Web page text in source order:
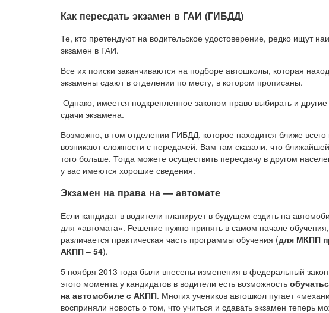
Как пересдать экзамен в ГАИ (ГИБДД)
Те, кто претендуют на водительское удостоверение, редко ищут
экзамен в ГАИ.
Все их поиски заканчиваются на подборе автошколы, которая
экзамены сдают в отделении по месту, в котором прописаны.
Однако, имеется подкрепленное законом право выбирать и
сдачи экзамена.
Возможно, в том отделении ГИБДД, которое находится ближе
возникают сложности с передачей. Вам там сказали, что
того больше. Тогда можете осуществить пересдачу в другом
у вас имеются хорошие сведения.
Экзамен на права на — автомате
Если кандидат в водители планирует в будущем ездить на
для «автомата». Решение нужно принять в самом начале
различается практическая часть программы обучения (для МКПП
АКПП – 54).
5 ноября 2013 года были внесены изменения в федеральный
этого момента у кандидатов в водители есть возможность
на автомобиле с АКПП. Многих учеников автошкол пугает
восприняли новость о том, что учиться и сдавать экзамен теперь